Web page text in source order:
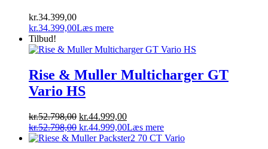
kr.34.399,00
kr.34.399,00Læs mere
Tilbud!
Rise & Muller Multicharger GT
Vario HS
kr.52.798,00 Den
oprindelige
pris
kr.44.999,00Den
aktuelle
pris
kr.52.798,00 Den
oprindelige
kr.44.999,00Den
aktuelle
Læs mere